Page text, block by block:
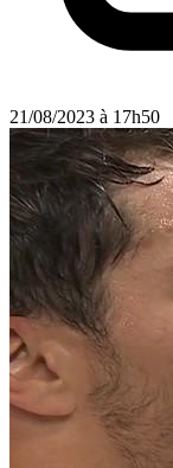
21/08/2023 à 17h50